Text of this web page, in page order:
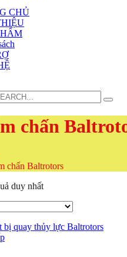
CHỦ
chấn
chấn Baltrotors
duy nhất